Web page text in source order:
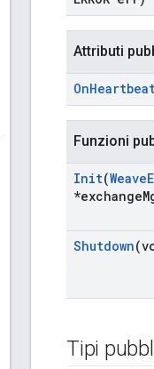
Attributi
On
Funzioni
Init(Weave
*exchange
Shutdown
Tipi